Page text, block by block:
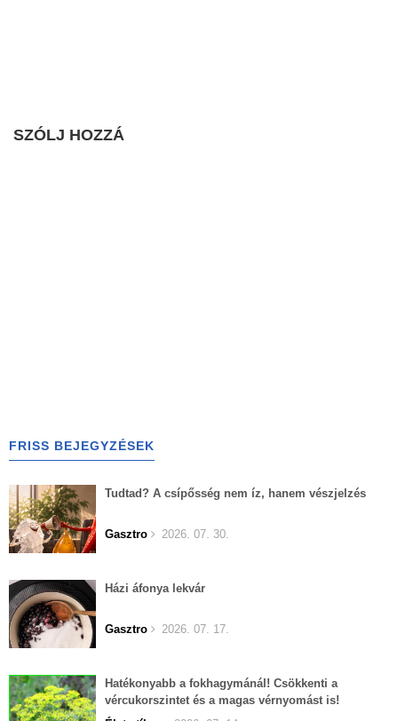
SZÓLJ HOZZÁ
FRISS BEJEGYZÉSEK
Tudtad? A csípősség nem íz, hanem vészjelzés
Gasztro 2026. 07. 30.
Házi áfonya lekvár
Gasztro 2026. 07. 17.
Hatékonyabb a fokhagymánál! Csökkenti a
vércukorszintet és a magas vérnyomást is!